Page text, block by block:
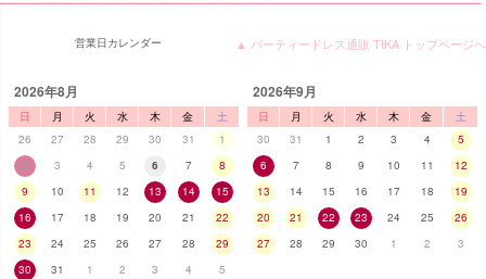
▲ パーティードレス通販 TIKA トップページへ
営業日カレンダー
2026年8月
日 月 火 水 木 金
土
26
27 28 29 30 31
1
2
3 4 5 6 7
8
9
10 11 12 13 14
15
16
17 18 19 20 21
22
23
24 25 26 27 28
29
30
31 1 2 3 4 5
2026年9月
日 月 火 水 木 金
土
30
31 1 2 3 4
5
6
7 8 9 10 11
12
13
14 15 16 17 18
19
20
21 22 23 24 25
26
27
28 29 30 1 2 3